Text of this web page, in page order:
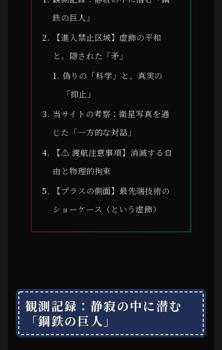
鉄の巨人」
【進入禁止区域】虚飾の平和
と、隠された「矛」
偽りの「科学」と、真実の
「抑止」
当サイトの考察：衛星写真を通
じた「一方的な対話」
【⚠ 渡航注意事項】消滅する自
由と物理的拘束
【プラスの側面】最先端技術の
ショーケース（という虚飾）
観測記録：静寂の中に潜む
「鋼鉄の巨人」